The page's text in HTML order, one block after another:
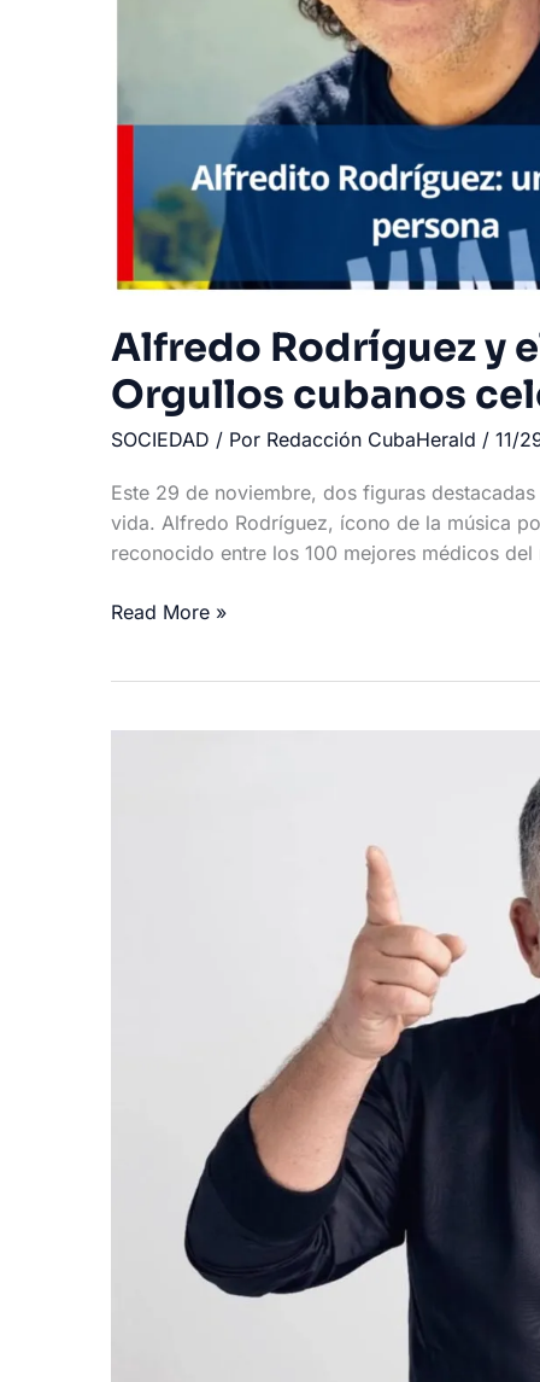
Alfredo Rodríguez y
Orgullos cubanos
SOCIEDAD / Por Redacción CubaHerald / 11/
Este 29 de noviembre, dos figuras
vida. Alfredo Rodríguez, ícono de la música
reconocido entre los 100 mejores médicos del
Alfredo
Dr.
Read More »